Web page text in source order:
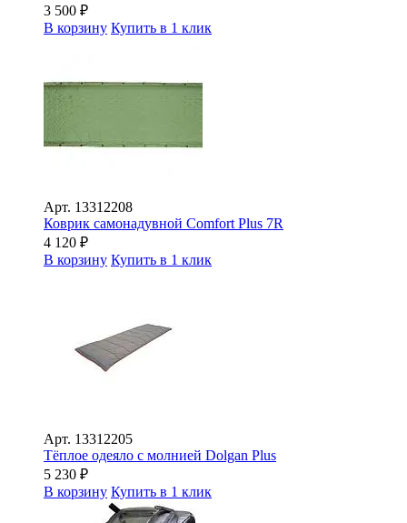
3 500 ₽
В корзину Купить в 1 клик
Арт. 13312208
Коврик самонадувной Comfort Plus 7R
4 120 ₽
В корзину Купить в 1 клик
Арт. 13312205
Тёплое одеяло с молнией Dolgan Plus
5 230 ₽
В корзину Купить в 1 клик